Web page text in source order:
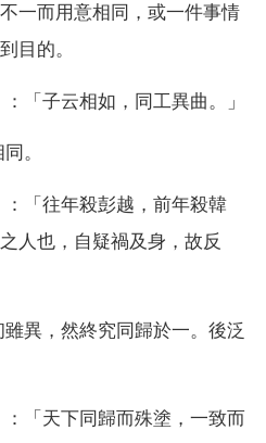
一而用意相同，或一件事情
目的。
「子云相如，同工異曲。」
。
「往年殺彭越，前年殺韓
人也，自疑禍及身，故反
異，然終究同歸於一。後泛
：「天下同歸而殊塗，一致而